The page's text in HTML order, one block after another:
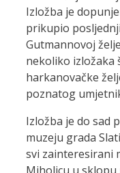
Izložba je
prikupio
Gutmannovoj
nekoliko izložaka
harkanovačke
poznatog
Izložba je do sad
muzeju grada
svi zainteresirani